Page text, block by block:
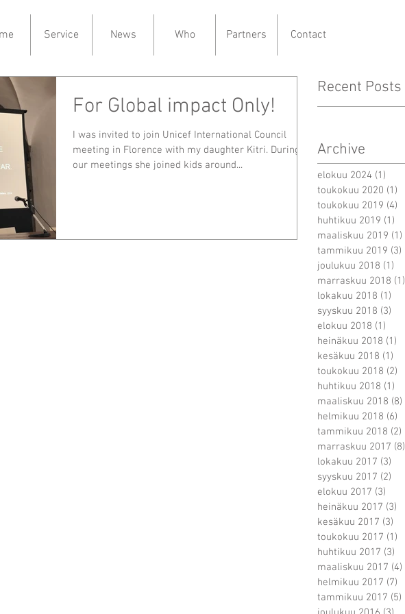
Service News Who Partners Contact
For Global impact Only!
I was invited to join Unicef International Council
meeting in Florence with my daughter Kitri. During
our meetings she joined kids around...
Recent Posts
Archive
elokuu 2024 (1)
toukokuu 2020 (1)
toukokuu 2019 (4)
huhtikuu 2019 (1)
maaliskuu 2019 (1)
tammikuu 2019 (3)
joulukuu 2018 (1)
marraskuu 2018 (1)
lokakuu 2018 (1)
syyskuu 2018 (3)
elokuu 2018 (1)
heinäkuu 2018 (1)
kesäkuu 2018 (1)
toukokuu 2018 (2)
huhtikuu 2018 (1)
maaliskuu 2018 (8)
helmikuu 2018 (6)
tammikuu 2018 (2)
marraskuu 2017 (8)
lokakuu 2017 (3)
syyskuu 2017 (2)
elokuu 2017 (3)
heinäkuu 2017 (3)
kesäkuu 2017 (3)
toukokuu 2017 (1)
huhtikuu 2017 (3)
maaliskuu 2017 (4)
helmikuu 2017 (7)
tammikuu 2017 (5)